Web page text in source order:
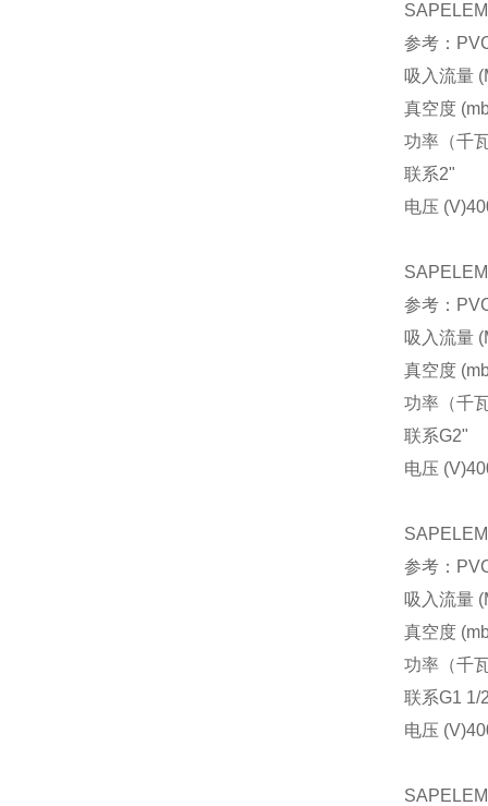
SAPELEM
参考：
吸入流量
真空度
功率（千
联系2"
电压 (V)
SAPELEM
参考：
吸入流量
真空度
功率（千
联系G2"
电压 (V)
SAPELEM
参考：
吸入流量
真空度
功率（千
联系G1 1/
电压 (V)
SAPELEM